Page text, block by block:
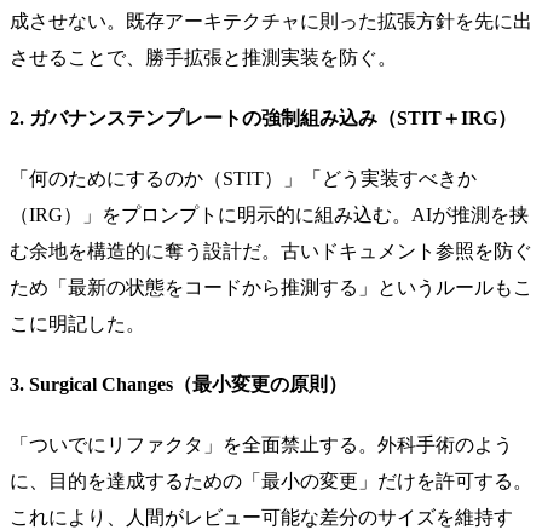
成させない。既存アーキテクチャに則った拡張方針を先に出
させることで、勝手拡張と推測実装を防ぐ。
2. ガバナンステンプレートの強制組み込み（STIT＋IRG）
「何のためにするのか（STIT）」「どう実装すべきか
（IRG）」をプロンプトに明示的に組み込む。AIが推測を挟
む余地を構造的に奪う設計だ。古いドキュメント参照を防ぐ
ため「最新の状態をコードから推測する」というルールもこ
こに明記した。
3. Surgical Changes（最小変更の原則）
「ついでにリファクタ」を全面禁止する。外科手術のよう
に、目的を達成するための「最小の変更」だけを許可する。
これにより、人間がレビュー可能な差分のサイズを維持す